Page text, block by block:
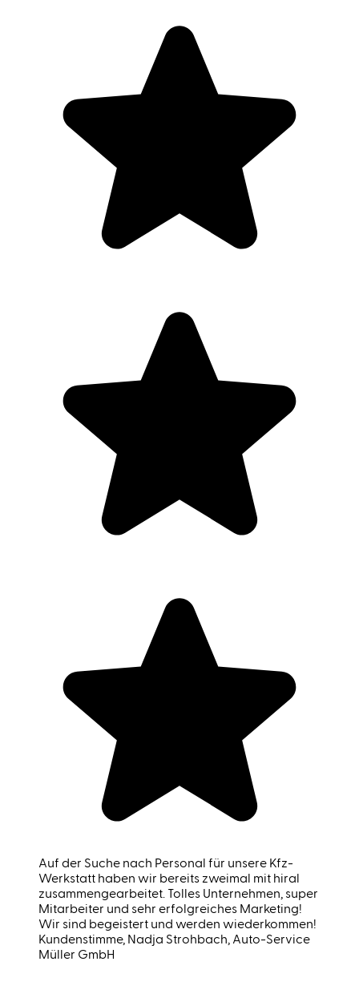
Auf der Suche nach Personal für unsere Kfz-
Werkstatt haben wir bereits zweimal mit hiral
zusammengearbeitet. Tolles Unternehmen, super
Mitarbeiter und sehr erfolgreiches Marketing!
Wir sind begeistert und werden wiederkommen!
Kundenstimme, Nadja Strohbach, Auto-Service
Müller GmbH